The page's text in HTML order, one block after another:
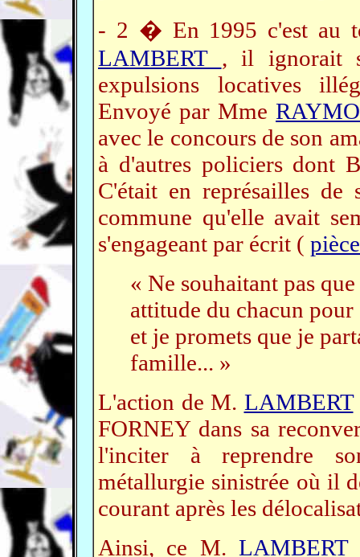
- 2 � En 1995 c'est au
LAMBERT , il ignorait
expulsions locatives
Envoyé par Mme
avec le concours de son
à d'autres policiers dont
C'était en représailles de
commune qu'elle avait
s'engageant par écrit (
« Ne souhaitant pas
attitude du chacun
et je promets que je
famille... »
L'action de M. LAMBERT
FORNEY dans sa
l'inciter à reprendre
métallurgie sinistrée où il
courant après les
Ainsi, ce M. LAMBERT